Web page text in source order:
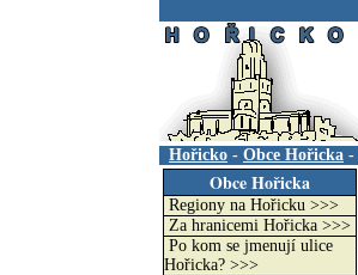
Hořicko - Obce Hořicka -
Obce Hořicka
Regiony na Hořicku >>>
Za hranicemi Hořicka >>>
Po kom se jmenují ulice
Hořicka? >>>